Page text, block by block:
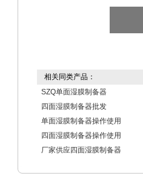
相关同类产品：
SZQ单面湿膜制备器
四面湿膜制备器批发
单面湿膜制备器操作使用
四面湿膜制备器操作使用
厂家供应四面湿膜制备器